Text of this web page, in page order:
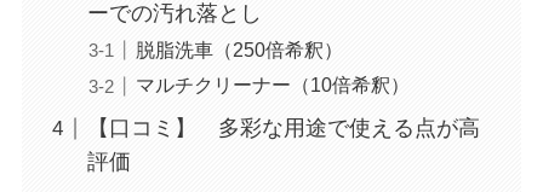
ーでの汚れ落とし
脱脂洗車（250倍希釈）
マルチクリーナー（10倍希釈）
【口コミ】 多彩な用途で使える点が高
評価